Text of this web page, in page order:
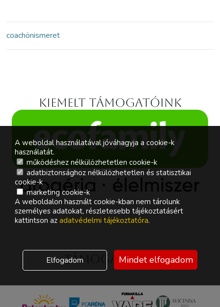
coachönismeret
Kiemelt támogatóink
Támogatóink
A weboldal használatával jóváhagyja a cookie-k
használatát.
működéshez nélkülözhetetlen cookie-k
adatbiztonsághoz nélkülözhetetlen és statisztikai
cookie-k
marketing cookie-k
A weboldalon használt cookie-kban nem tárolunk
személyes adatokat, részletesebb tájékoztatásért
kattintson az adatvédelmi tájékoztatóra.
Elfogadom Mindet elfogadom